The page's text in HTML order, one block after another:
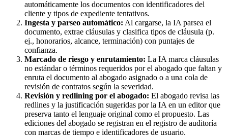
automáticamente los documentos con identificadores del
cliente y tipos de expediente tentativos.
Ingesta y parseo automático: Al cargarse, la IA parsea el
documento, extrae cláusulas y clasifica tipos de cláusula (p.
ej., honorarios, alcance, terminación) con puntajes de
confianza.
Marcado de riesgo y enrutamiento: La IA marca cláusulas
no estándar o términos requeridos por el abogado que faltan y
enruta el documento al abogado asignado o a una cola de
revisión de contratos según la severidad.
Revisión y redlining por el abogado: El abogado revisa las
redlines y la justificación sugeridas por la IA en un editor que
preserva tanto el lenguaje original como el propuesto. Las
ediciones del abogado se registran en el registro de auditoría
con marcas de tiempo e identificadores de usuario.